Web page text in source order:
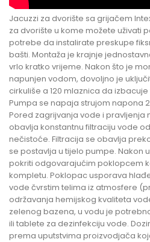
Jacuzzi za dvorište sa grijačem
za dvorište u kome možete uživati
potrebe da instalirate preskupe
bašti. Montaža je krajnje
vrlo kratko vrijeme. Nakon što je
napunjen vodom, dovoljno je
cirkuliše a 120 mlaznica da
Pumpa se napaja strujom napona
Pored zagrijvanja vode i pravljenja
obavlja konstantnu filtraciju vode
nečistoće. Filtracija se obavlja
se postavlja u tijelo pumpe. Nakon
pokriti odgovarajućim poklopcem
kompletu. Poklopac usporava
vode čvrstim telima iz atmosfere
održavanja hemijskog kvaliteta
zelenog bazena, u vodu je
ili tablete za dezinfekciju vode.
prema uputstvima proizvodjača